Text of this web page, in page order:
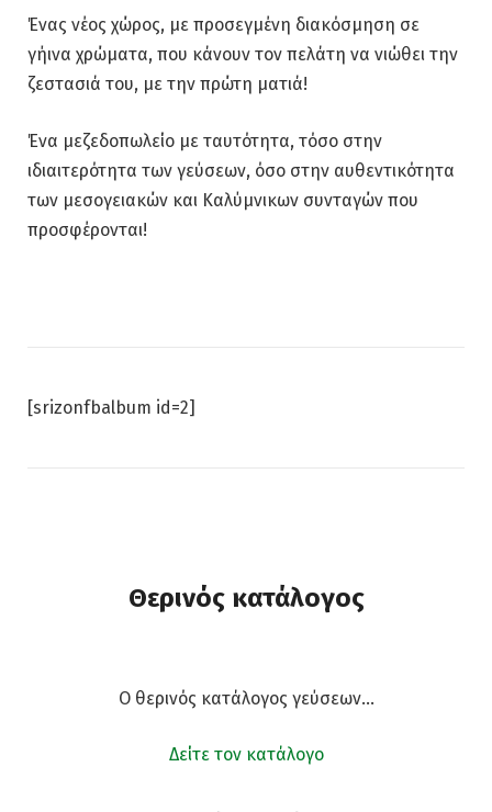
Ένας νέος χώρος, με προσεγμένη διακόσμηση σε
γήινα χρώματα, που κάνουν τον πελάτη να νιώθει την
ζεστασιά του, με την πρώτη ματιά!
Ένα μεζεδοπωλείο με ταυτότητα, τόσο στην
ιδιαιτερότητα των γεύσεων, όσο στην αυθεντικότητα
των μεσογειακών και Καλύμνικων συνταγών που
προσφέρονται!
[srizonfbalbum id=2]
Θερινός κατάλογος
Ο θερινός κατάλογος γεύσεων…
Δείτε τον κατάλογο